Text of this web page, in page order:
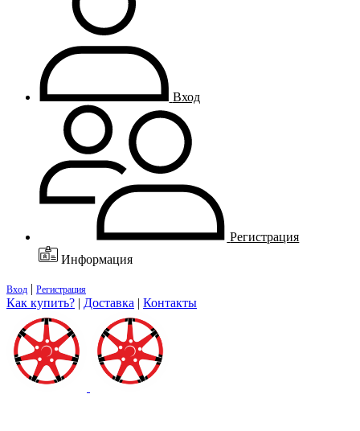
Вход
Регистрация
Информация
Вход | Регистрация
Как купить? | Доставка | Контакты